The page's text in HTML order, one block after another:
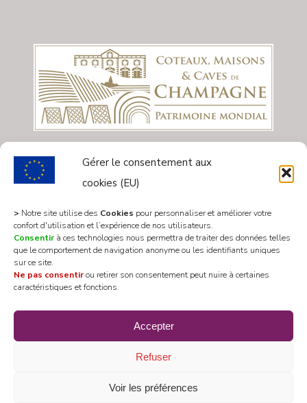
Gérer le consentement aux
cookies (EU)
> Notre site utilise des Cookies pour personnaliser et améliorer votre
confort d'utilisation et l’expérience de nos utilisateurs.
Consentir à ces technologies nous permettra de traiter des données telles
que le comportement de navigation anonyme ou les identifiants uniques
sur ce site.
Ne pas consentirou retirer son consentement peut nuire à certaines
caractéristiques et fonctions.
Accepter
Refuser
Voir les préférences
All rights reserved 2020 © Mairie Les Riceys